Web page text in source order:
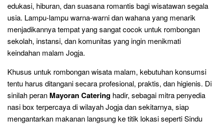
edukasi, hiburan, dan suasana romantis bagi wisatawan segala
usia. Lampu-lampu warna-warni dan wahana yang menarik
menjadikannya tempat yang sangat cocok untuk rombongan
sekolah, instansi, dan komunitas yang ingin menikmati
keindahan malam Jogja.
Khusus untuk rombongan wisata malam, kebutuhan konsumsi
tentu harus ditangani secara profesional, praktis, dan higienis. Di
sinilah peran Mayoran Catering hadir, sebagai mitra penyedia
nasi box terpercaya di wilayah Jogja dan sekitarnya, siap
mengantarkan makanan langsung ke titik lokasi seperti Sindu